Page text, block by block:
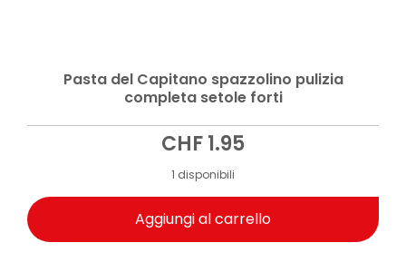
Pasta del Capitano spazzolino pulizia
completa setole forti
CHF1.95
1 disponibili
Aggiungi al carrello